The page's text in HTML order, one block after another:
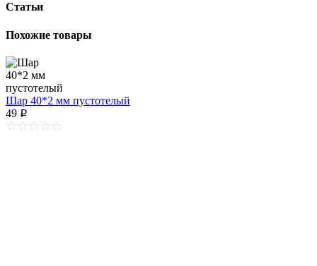
Статьи
Похожие товары
Шар 40*2 мм пустотелый
49 p